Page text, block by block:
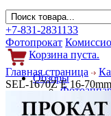
+7-831-2831133
Фотопрокат
Корзина пуста.
Обзоры
Объективы
Главная страница
SEL-1670Z E 16-